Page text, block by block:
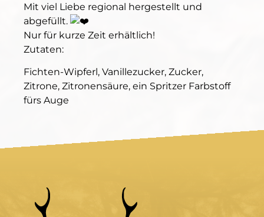
Mit viel Liebe regional hergestellt und
abgefüllt.
Nur für kurze Zeit erhältlich!
Zutaten:
Fichten-Wipferl, Vanillezucker, Zucker,
Zitrone, Zitronensäure, ein Spritzer Farbstoff
fürs Auge